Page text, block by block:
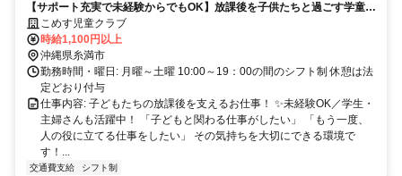
【サポート充実で未経験からでもOK】放課後を子供たちと過ごす学童保
育のお仕事／髪色やネイルも自由です♪
こめす児童クラブ
時給1,100円以上
沖縄県糸満市
勤務時間・曜日: 月曜～土曜 10:00～19：00の間のシフト制 休憩は法
定どおり付与
仕事内容: 子どもたちの放課後を支えるお仕事！ ✨未経験OK／学生・
主婦さんも活躍中！ 「子どもと関わる仕事がしたい」 「もう一度、
人の役に立てる仕事をしたい」 その気持ちを大切にできる環境で
す！...
交通費支給 シフト制